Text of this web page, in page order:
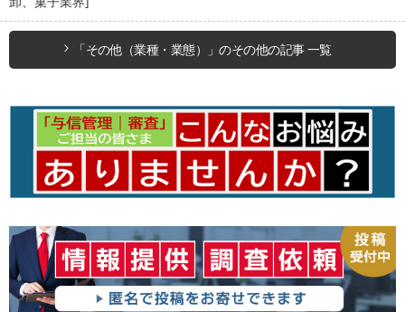
「その他（業種・業態）」のその他の記事 一覧